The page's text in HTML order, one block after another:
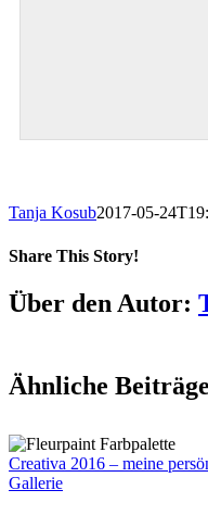
Tanja Kosub2017-05-
Share This Story!
Facebook
Twitter
Pinterest
E-
Mail
Über den Autor:
Ähnliche Beiträge
Creativa 2016 – meine
Gallerie